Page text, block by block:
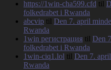
https://1win-cha599.cfd til
folkedrabet i Rwanda
abcvip til Den 7. april
Rwanda
1win регистрация til Den
folkedrabet i Rwanda
1win-ciq1.lol til Den 7.
Rwanda